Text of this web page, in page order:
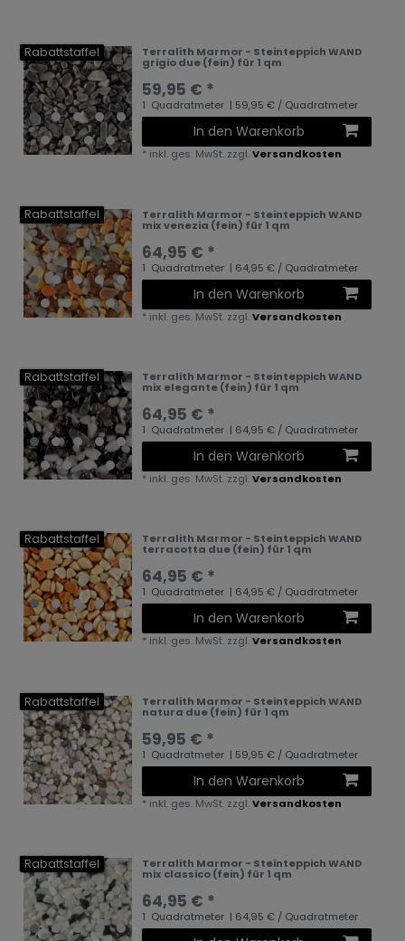
Rabattstaffel Terralith Marmor - Steinteppich WAND
grigio due (fein) für 1 qm
59,95 € *
1 Quadratmeter | 59,95 € / Quadratmeter
In den Warenkorb
* inkl. ges. MwSt. zzgl.Versandkosten
Rabattstaffel Terralith Marmor - Steinteppich WAND
mix venezia (fein) für 1 qm
64,95 € *
1 Quadratmeter | 64,95 € / Quadratmeter
In den Warenkorb
* inkl. ges. MwSt. zzgl.Versandkosten
Rabattstaffel Terralith Marmor - Steinteppich WAND
mix elegante (fein) für 1 qm
64,95 € *
1 Quadratmeter | 64,95 € / Quadratmeter
In den Warenkorb
* inkl. ges. MwSt. zzgl.Versandkosten
Rabattstaffel Terralith Marmor - Steinteppich WAND
terracotta due (fein) für 1 qm
64,95 € *
1 Quadratmeter | 64,95 € / Quadratmeter
In den Warenkorb
* inkl. ges. MwSt. zzgl.Versandkosten
Rabattstaffel Terralith Marmor - Steinteppich WAND
natura due (fein) für 1 qm
59,95 € *
1 Quadratmeter | 59,95 € / Quadratmeter
In den Warenkorb
* inkl. ges. MwSt. zzgl.Versandkosten
Rabattstaffel Terralith Marmor - Steinteppich WAND
mix classico (fein) für 1 qm
64,95 € *
1 Quadratmeter | 64,95 € / Quadratmeter